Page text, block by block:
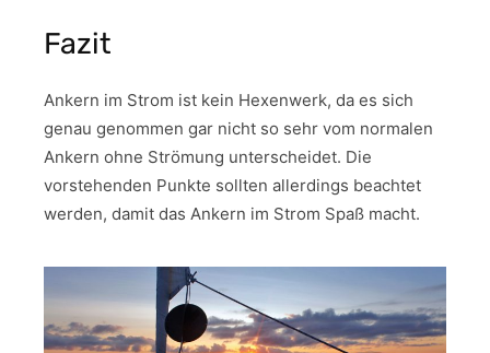
Fazit
Ankern im Strom ist kein Hexenwerk, da es sich
genau genommen gar nicht so sehr vom normalen
Ankern ohne Strömung unterscheidet. Die
vorstehenden Punkte sollten allerdings beachtet
werden, damit das Ankern im Strom Spaß macht.